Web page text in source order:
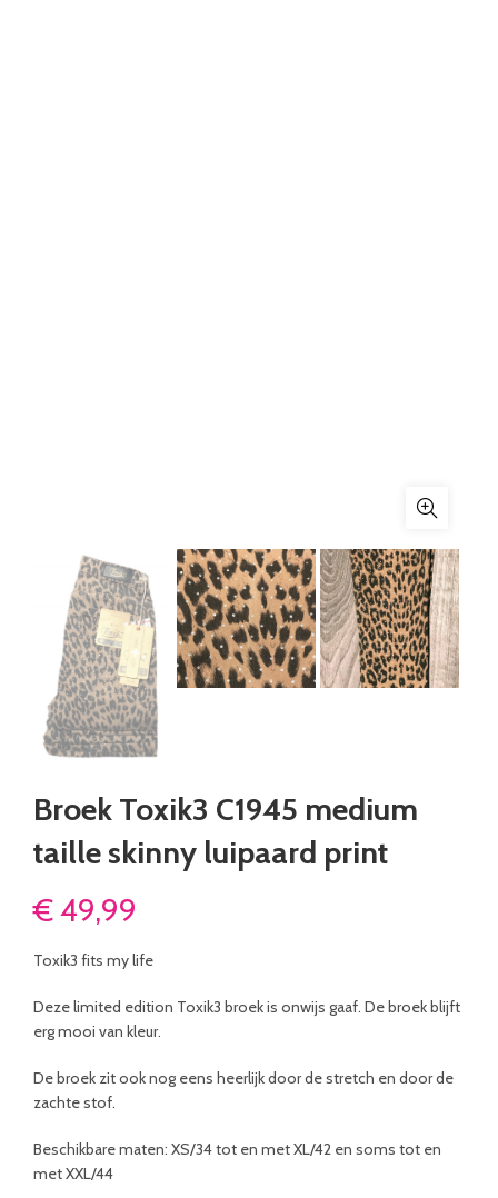
Broek Toxik3 C1945 medium
taille skinny luipaard print
€49,99
Toxik3 fits my life
Deze limited edition Toxik3 broek is onwijs gaaf. De broek blijft
erg mooi van kleur.
De broek zit ook nog eens heerlijk door de stretch en door de
zachte stof.
Beschikbare maten: XS/34 tot en met XL/42 en soms tot en
met XXL/44